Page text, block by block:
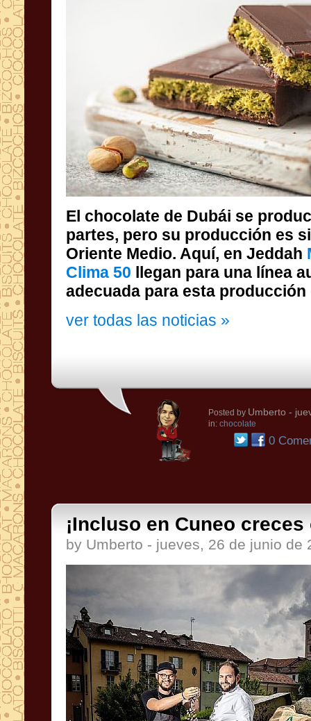
El chocolate de Dubái se
partes, pero su producción
Oriente Medio. Aquí, en Jeddah
Clima 50 llegan para una línea
adecuada para esta
ver todas las noticias »
Posted by Umberto -
in: chocolate
0
¡Incluso en Cuneo
by Umberto - jueves, 26 de junio de